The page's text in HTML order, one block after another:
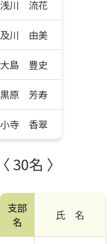
浅川 流花
及川 由美
大島 豊史
黒原 芳寿
小寺 香翠
〈 30名 〉
支部
名
氏 名